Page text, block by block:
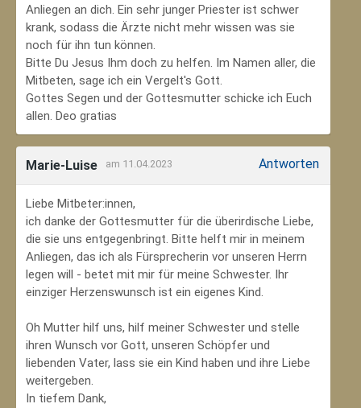
Anliegen an dich. Ein sehr junger Priester ist schwer
krank, sodass die Ärzte nicht mehr wissen was sie
noch für ihn tun können.
Bitte Du Jesus Ihm doch zu helfen. Im Namen aller, die
Mitbeten, sage ich ein Vergelt's Gott.
Gottes Segen und der Gottesmutter schicke ich Euch
allen. Deo gratias
Marie-Luise am 11.04.2023 Antworten
Liebe Mitbeter:innen,
ich danke der Gottesmutter für die überirdische Liebe,
die sie uns entgegenbringt. Bitte helft mir in meinem
Anliegen, das ich als Fürsprecherin vor unseren Herrn
legen will - betet mit mir für meine Schwester. Ihr
einziger Herzenswunsch ist ein eigenes Kind.
Oh Mutter hilf uns, hilf meiner Schwester und stelle
ihren Wunsch vor Gott, unseren Schöpfer und
liebenden Vater, lass sie ein Kind haben und ihre Liebe
weitergeben.
In tiefem Dank,